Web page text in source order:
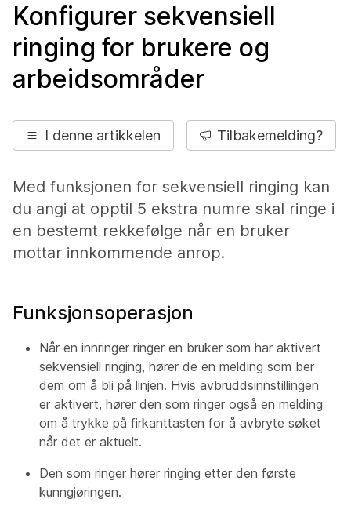
Konfigurer sekvensiell
ringing for brukere og
arbeidsområder
I denne artikkelen Tilbakemelding?
Med funksjonen for sekvensiell ringing kan
du angi at opptil 5 ekstra numre skal ringe i
en bestemt rekkefølge når en bruker
mottar innkommende anrop.
Funksjonsoperasjon
Når en innringer ringer en bruker som har aktivert
sekvensiell ringing, hører de en melding som ber
dem om å bli på linjen. Hvis avbruddsinnstillingen
er aktivert, hører den som ringer også en melding
om å trykke på firkanttasten for å avbryte søket
når det er aktuelt.
Den som ringer hører ringing etter den første
kunngjøringen.